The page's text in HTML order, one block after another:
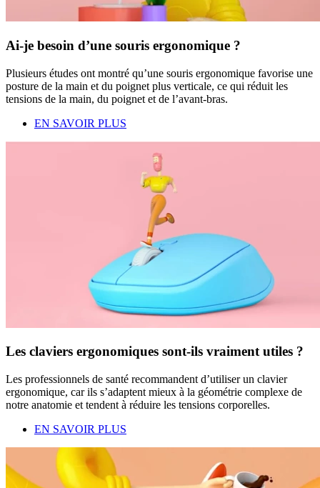
Ai-je besoin d’une souris ergonomique ?
Plusieurs études ont montré qu’une souris ergonomique favorise une
posture de la main et du poignet plus verticale, ce qui réduit les
tensions de la main, du poignet et de l’avant-bras.
EN SAVOIR PLUS
Les claviers ergonomiques sont-ils vraiment utiles ?
Les professionnels de santé recommandent d’utiliser un clavier
ergonomique, car ils s’adaptent mieux à la géométrie complexe de
notre anatomie et tendent à réduire les tensions corporelles.
EN SAVOIR PLUS